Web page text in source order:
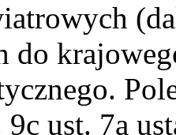
do
9c ust. 7a